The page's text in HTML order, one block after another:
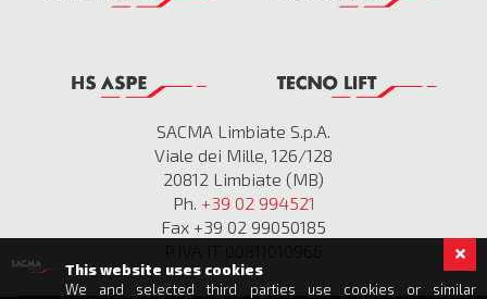
SACMA Limbiate S.p.A.
Viale dei Mille, 126/128
20812 Limbiate (MB)
Ph. +39 02 994521
Fax +39 02 99050185
This website uses cookies
We and selected third parties use cookies or similar